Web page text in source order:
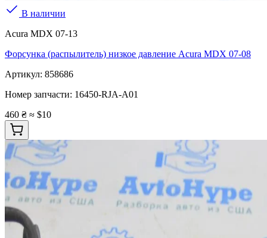
В наличии
Acura MDX 07-13
Форсунка (распылитель) низкое давление Acura MDX 07-08
Артикул: 858686
Номер запчасти: 16450-RJA-A01
460 ₴ ≈ $10